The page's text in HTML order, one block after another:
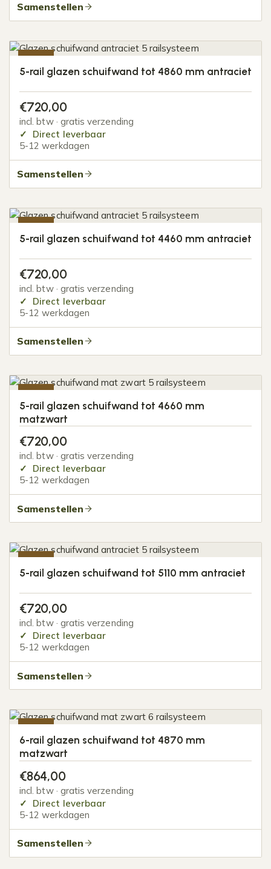
Samenstellen
5-rail glazen schuifwand tot 4860 mm antraciet
€720,00
incl. btw · gratis verzending
Direct leverbaar
5-12 werkdagen
Samenstellen
5-rail glazen schuifwand tot 4460 mm antraciet
€720,00
incl. btw · gratis verzending
Direct leverbaar
5-12 werkdagen
Samenstellen
5-rail glazen schuifwand tot 4660 mm
matzwart
€720,00
incl. btw · gratis verzending
Direct leverbaar
5-12 werkdagen
Samenstellen
5-rail glazen schuifwand tot 5110 mm antraciet
€720,00
incl. btw · gratis verzending
Direct leverbaar
5-12 werkdagen
Samenstellen
6-rail glazen schuifwand tot 4870 mm
matzwart
€864,00
incl. btw · gratis verzending
Direct leverbaar
5-12 werkdagen
Samenstellen